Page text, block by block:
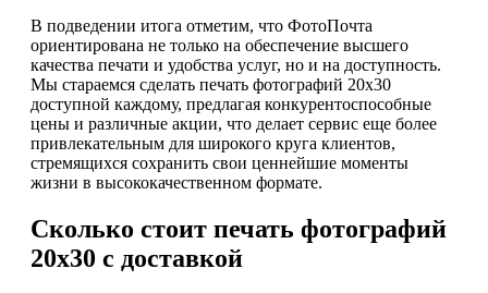
В подведении итога отметим, что ФотоПочта
ориентирована не только на обеспечение высшего
качества печати и удобства услуг, но и на доступность.
Мы стараемся сделать печать фотографий 20х30
доступной каждому, предлагая конкурентоспособные
цены и различные акции, что делает сервис еще более
привлекательным для широкого круга клиентов,
стремящихся сохранить свои ценнейшие моменты
жизни в высококачественном формате.
Сколько стоит печать фотографий
20х30 с доставкой